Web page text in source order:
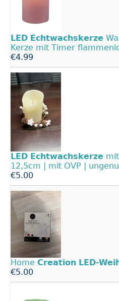
LED Echtwachskerze
Kerze mit Timer
€4.99
LED Echtwachskerze
12,5cm | mit OVP |
€5.00
Home Creation LED-
€5.00